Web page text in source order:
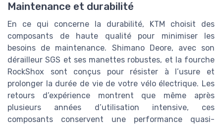
Maintenance et durabilité
En ce qui concerne la durabilité, KTM choisit des
composants de haute qualité pour minimiser les
besoins de maintenance. Shimano Deore, avec son
dérailleur SGS et ses manettes robustes, et la fourche
RockShox sont conçus pour résister à l’usure et
prolonger la durée de vie de votre vélo électrique. Les
retours d’expérience montrent que même après
plusieurs années d’utilisation intensive, ces
composants conservent une performance quasi-